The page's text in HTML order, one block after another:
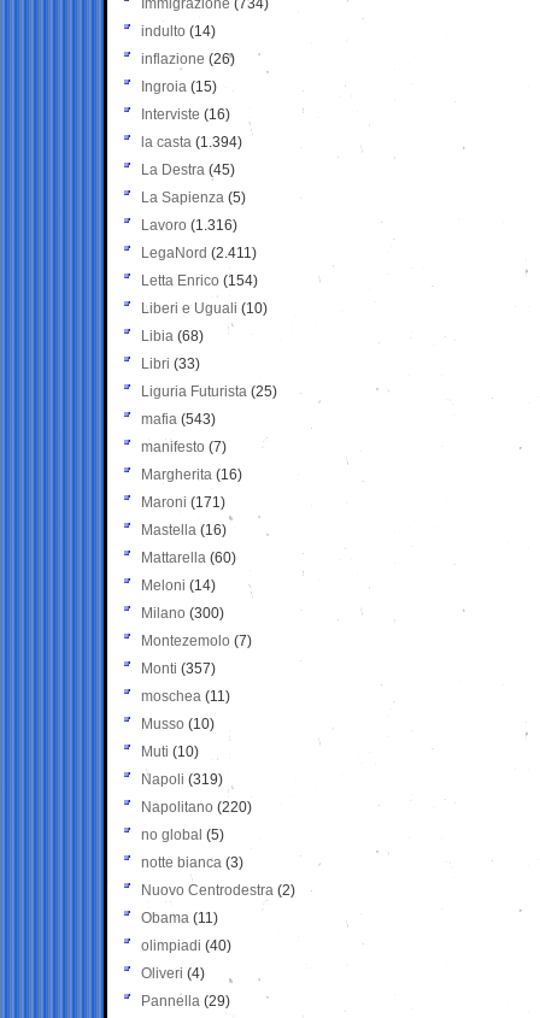
Immigrazione (734)
indulto (14)
inflazione (26)
Ingroia (15)
Interviste (16)
la casta (1.394)
La Destra (45)
La Sapienza (5)
Lavoro (1.316)
LegaNord (2.411)
Letta Enrico (154)
Liberi e Uguali (10)
Libia (68)
Libri (33)
Liguria Futurista (25)
mafia (543)
manifesto (7)
Margherita (16)
Maroni (171)
Mastella (16)
Mattarella (60)
Meloni (14)
Milano (300)
Montezemolo (7)
Monti (357)
moschea (11)
Musso (10)
Muti (10)
Napoli (319)
Napolitano (220)
no global (5)
notte bianca (3)
Nuovo Centrodestra (2)
Obama (11)
olimpiadi (40)
Oliveri (4)
Pannella (29)